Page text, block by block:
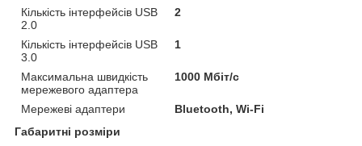
Кількість інтерфейсів USB
2.0
2
Кількість інтерфейсів USB
3.0
1
Максимальна швидкість
мережевого адаптера
1000 Мбіт/с
Мережеві адаптери
Bluetooth, Wi-Fi
Габаритні розміри